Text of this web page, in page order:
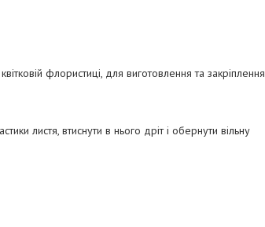
флористиці, для виготовлення та закріплення
листя, втиснути в нього дріт і обернути вільну